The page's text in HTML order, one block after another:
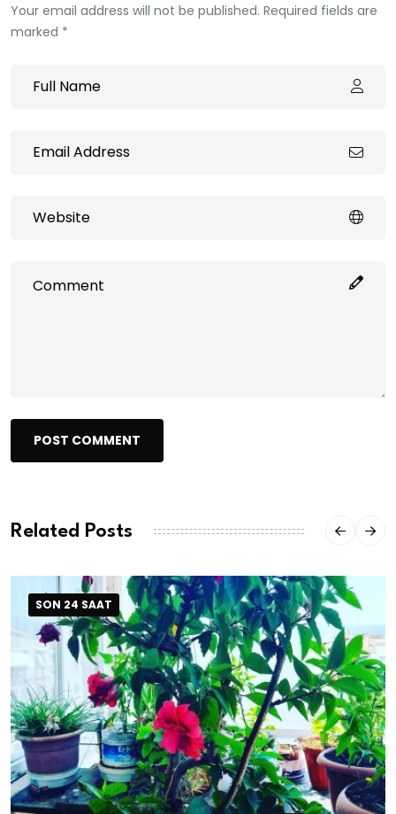
Your email address will not be published. Required fields are
marked *
POST COMMENT
Related Posts
SON 24 SAAT